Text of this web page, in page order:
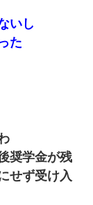
いし
た
奨学金が残
せず受け入